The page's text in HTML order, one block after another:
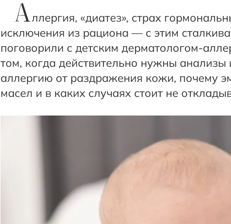
Аллергия, «диатез», страх
исключения из рациона — с этим
поговорили с детским дерматологом-
том, когда действительно нужны анализы
аллергию от раздражения кожи, почему
масел и в каких случаях стоит не